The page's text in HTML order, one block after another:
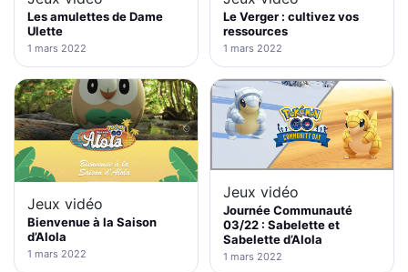
Les amulettes de Dame
Ulette
1 mars 2022
Le Verger : cultivez vos
ressources
1 mars 2022
Jeux vidéo
Bienvenue à la Saison
d’Alola
1 mars 2022
Jeux vidéo
Journée Communauté
03/22 : Sabelette et
Sabelette d’Alola
1 mars 2022